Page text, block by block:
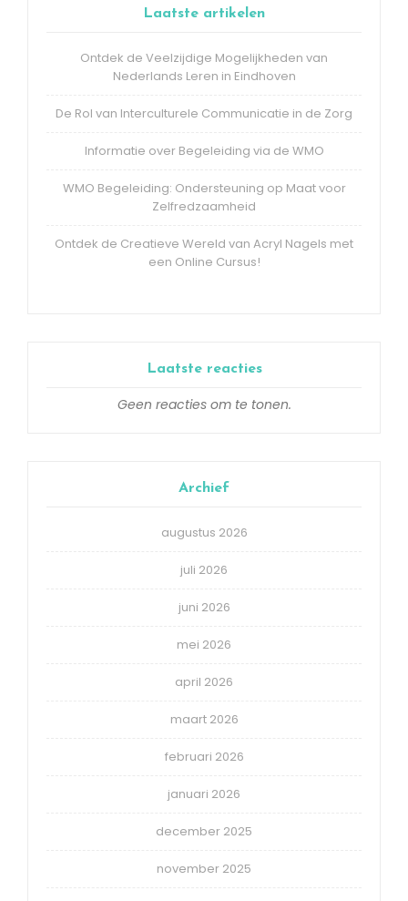
Laatste artikelen
Ontdek de Veelzijdige Mogelijkheden van
Nederlands Leren in Eindhoven
De Rol van Interculturele Communicatie in de Zorg
Informatie over Begeleiding via de WMO
WMO Begeleiding: Ondersteuning op Maat voor
Zelfredzaamheid
Ontdek de Creatieve Wereld van Acryl Nagels met
een Online Cursus!
Laatste reacties
Geen reacties om te tonen.
Archief
augustus 2026
juli 2026
juni 2026
mei 2026
april 2026
maart 2026
februari 2026
januari 2026
december 2025
november 2025